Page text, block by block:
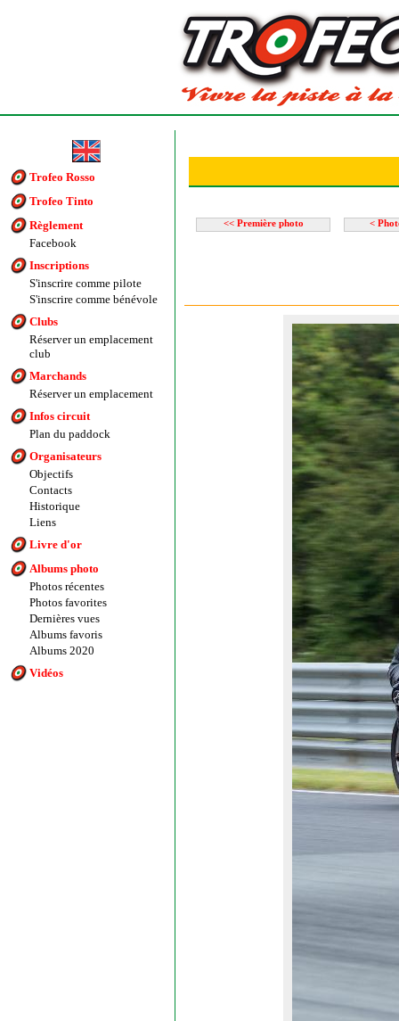
Trofeo Rosso
Trofeo Tinto
Règlement
Facebook
Inscriptions
S'inscrire comme pilote
S'inscrire comme bénévole
Clubs
Réserver un emplacement
club
Marchands
Réserver un emplacement
Infos circuit
Plan du paddock
Organisateurs
Objectifs
Contacts
Historique
Liens
Livre d'or
Albums photo
Photos récentes
Photos favorites
Dernières vues
Albums favoris
Albums 2020
Vidéos
<< Première photo <